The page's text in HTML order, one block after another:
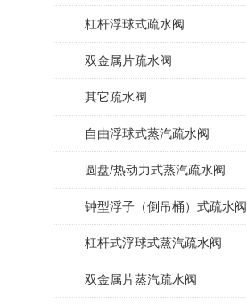
杠杆浮球式疏水阀
双金属片疏水阀
其它疏水阀
自由浮球式蒸汽疏水阀
圆盘/热动力式蒸汽疏水阀
钟型浮子（倒吊桶）式疏水阀
杠杆式浮球式蒸汽疏水阀
双金属片蒸汽疏水阀